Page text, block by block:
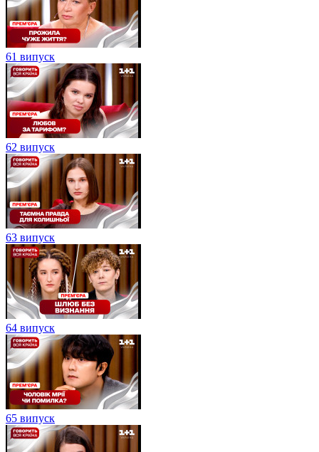
61 випуск
62 випуск
63 випуск
64 випуск
65 випуск